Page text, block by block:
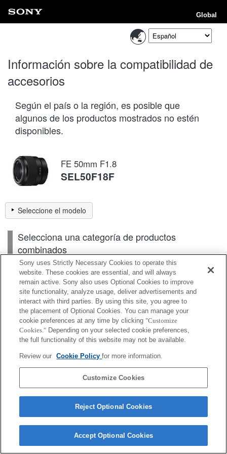
Global
Información sobre la compatibilidad de
accesorios
Según el país o la región, es posible que
algunos de los productos mostrados no estén
disponibles.
FE 50mm F1.8
SEL50F18F
Seleccione el modelo
Selecciona una categoría de productos
combinados
Cuerpo
Accesorios para lente
Accesorios
Según el país o la región, es posible que algunos de
los productos mostrados no estén disponibles.
Sony uses Strictly Necessary Cookies to operate this
website. These cookies are essential, and will always
remain active. Sony also uses Optional Cookies to improve
site functionality, analyze usage, deliver advertisements and
interact with third parties. By using this site, you agree to
the placement of Optional Cookies. You can manage your
cookie preferences at any time by clicking "Customize
Cookies." Depending on your selected cookie preferences,
the full functionality of this website may not be available.
Review our Cookie Policyfor more information.
Customize Cookies
Reject Optional Cookies
Accept Optional Cookies